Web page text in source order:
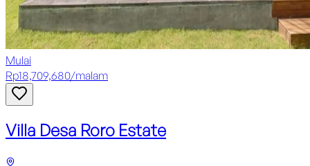
Mulai
Rp18,709,680/malam
Villa Desa Roro Estate